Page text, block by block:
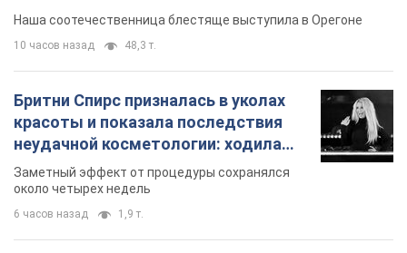
Видео
Наша соотечественница блестяще выступила в Орегоне
10 часов назад 48,3 т.
Бритни Спирс призналась в уколах
красоты и показала последствия
неудачной косметологии: ходила
так почти месяц
Заметный эффект от процедуры сохранялся
около четырех недель
6 часов назад 1,9 т.